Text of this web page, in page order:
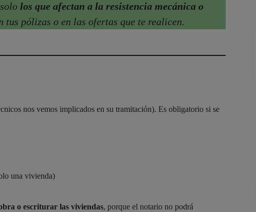
los que afectan a la resistencia mecánica o
tus pólizas o en las ofertas que te realicen.
nos vemos implicados en su tramitación). Es obligatorio si se
una vivienda)
o escriturar las viviendas, porque el notario no podrá